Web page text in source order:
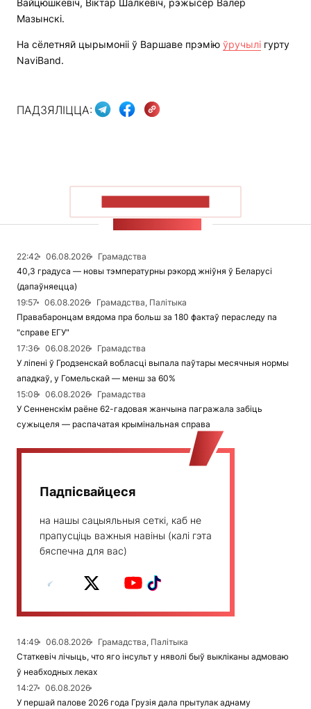
Вайцюшкевіч, Віктар Шалкевіч, рэжысёр Валер
Мазынскі.
На сёлетняй цырымоніі ў Варшаве прэмію ўручылі гурту
NaviBand.
ПАДЗЯЛІЦЦА:
22:42 06.08.2026
Грамадства
40,3 градуса — новы тэмпературны рэкорд жніўня ў Беларусі
(дапаўняецца)
19:57
06.08.2026
Грамадства, Палітыка
Правабаронцам вядома пра больш за 180 фактаў пераследу па
"справе ЕГУ"
17:36
06.08.2026
Грамадства
У ліпені ў Гродзенскай вобласці выпала паўтары месячныя нормы
ападкаў, у Гомельскай — менш за 60%
15:08
06.08.2026
Грамадства
У Сенненскім раёне 62-гадовая жанчына пагражала забіць
сужыцеля — распачатая крымінальная справа
Падпісвайцеся
на нашы сацыяльныя сеткі, каб не
прапусціць важныя навіны (калі гэта
бяспечна для вас)
14:49 06.08.2026
Грамадства, Палітыка
Статкевіч лічыць, что яго інсульт у няволі быў выкліканы адмоваю
ў неабходных леках
14:27
06.08.2026
У першай палове 2026 года Грузія дала прытулак аднаму